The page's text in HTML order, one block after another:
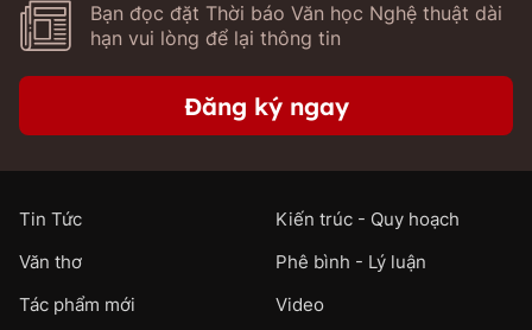
Bạn đọc đặt Thời báo Văn học Nghệ thuật dài
hạn vui lòng để lại thông tin
Đăng ký ngay
Tin Tức
Kiến trúc - Quy hoạch
Văn thơ
Phê bình - Lý luận
Tác phẩm mới
Video